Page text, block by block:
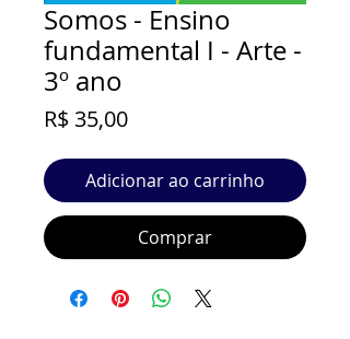
Somos - Ensino
fundamental I - Arte -
3º ano
R$ 35,00Preço
Adicionar ao carrinho
Comprar